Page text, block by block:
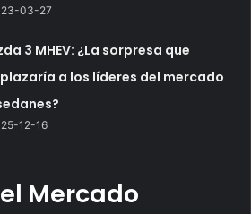
03-27
3 MHEV: ¿La sorpresa que
a los líderes del mercado
12-16
Mercado